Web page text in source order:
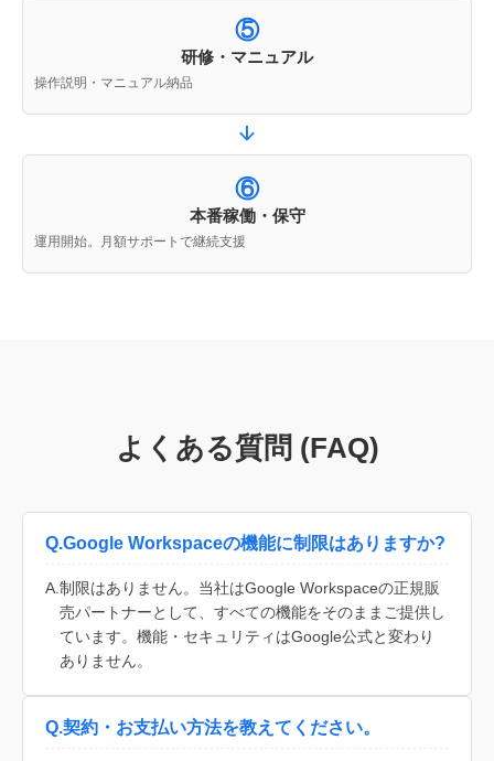
⑤
研修・マニュアル
操作説明・マニュアル納品
⑥
本番稼働・保守
運用開始。月額サポートで継続支援
よくある質問 (FAQ)
Q.Google Workspaceの機能に制限はありますか?
A. 制限はありません。当社はGoogle Workspaceの正規販
売パートナーとして、すべての機能をそのままご提供し
ています。機能・セキュリティはGoogle公式と変わり
ありません。
Q.契約・お支払い方法を教えてください。